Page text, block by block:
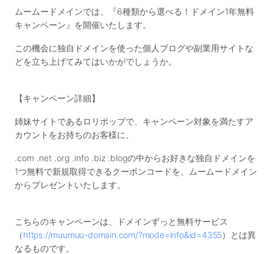
ムームードメインでは、『6種類から選べる！ドメイン1年無料
キャンペーン』を開催いたします。
この機会に独自ドメインを使った個人ブログや副業用サイトな
どを立ち上げてみてはいかがでしょうか。
【キャンペーン詳細】
姉妹サイトであるロリポップで、キャンペーン対象を満たすア
カウントをお持ちのお客様に、
.com .net .org .info .biz .blogの中からお好きな独自ドメインを
1つ無料で新規取得できるクーポンコードを、ムームードメイン
からプレゼントいたします。
こちらのキャンペーンは、ドメインずっと無料サービス
（https://muumuu-domain.com/?mode=info&id=4355）とは異
なるものです。